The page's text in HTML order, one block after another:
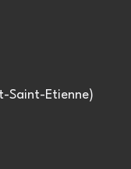
Saint-Etienne)